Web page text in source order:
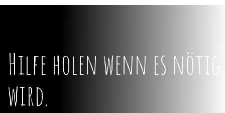
Hilfe holen wenn es nötig
wird.